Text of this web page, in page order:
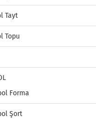
Tayt
Topu
Forma
Şort